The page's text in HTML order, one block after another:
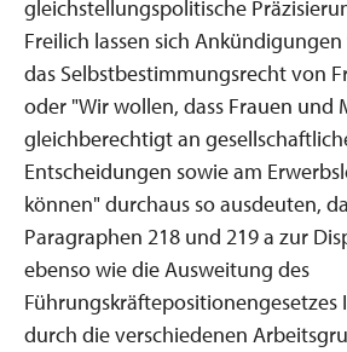
gleichstellungspolitische
Freilich lassen sich
das Selbstbestimmungsrecht von
oder "Wir wollen, dass Frauen und
gleichberechtigt an
Entscheidungen sowie am
können" durchaus so ausdeuten,
Paragraphen 218 und 219 a zur
ebenso wie die Ausweitung des
Führungskräftepositionengesetzes
durch die verschiedenen